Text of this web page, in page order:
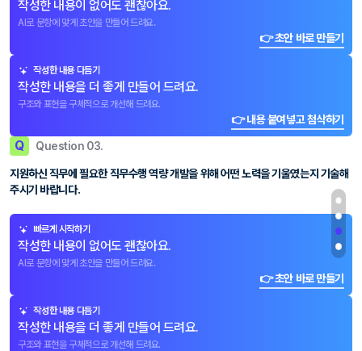
작성한 내용이 없어도 괜찮아요.
AI로 문항에 맞게 초안을 만들어 드려요.
👉 초안 바로 만들기
작성한 내용 다듬기
작성한 내용을 더 좋게 만들어 드려요.
구조와 표현을 구체적으로 개선해 드려요.
👉 내용 붙여넣고 첨삭하기
Q Question 03.
지원하신 직무에 필요한 직무수행 역량 개발을 위해 어떤 노력을 기울였는지 기술해
주시기 바랍니다.
빠르게 시작하기
작성한 내용이 없어도 괜찮아요.
AI로 문항에 맞게 초안을 만들어 드려요.
👉 초안 바로 만들기
작성한 내용 다듬기
작성한 내용을 더 좋게 만들어 드려요.
구조와 표현을 구체적으로 개선해 드려요.